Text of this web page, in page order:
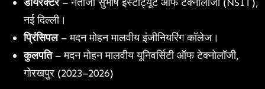
नई दिल्ली।
प्रिंसिपल– मदन मोहन मालवीय इंजीनियरिंग कॉलेज।
कुलपति– मदन मोहन मालवीय यूनिवर्सिटी ऑफ टेक्नोलॉजी,
गोरखपुर (2023–2026)